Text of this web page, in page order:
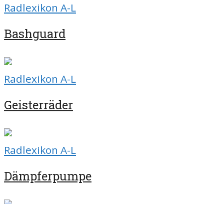
Radlexikon A-L
Bashguard
Radlexikon A-L
Geisterräder
Radlexikon A-L
Dämpferpumpe